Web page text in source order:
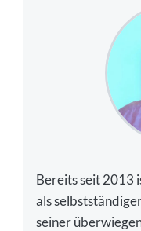
Bereits seit 2013
als
seiner